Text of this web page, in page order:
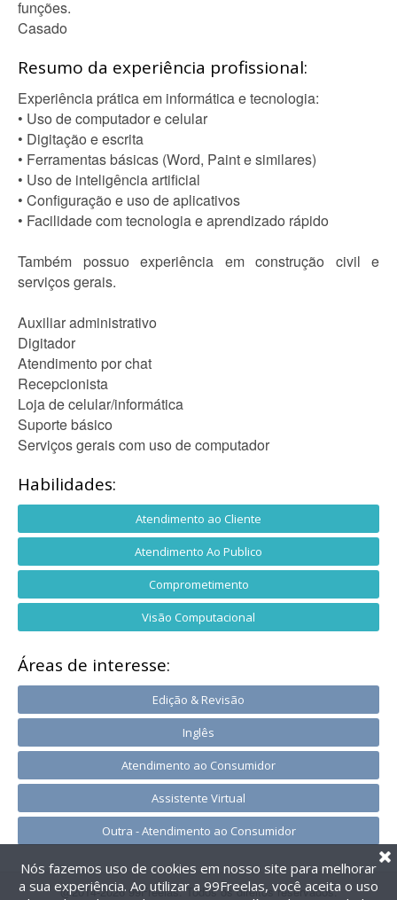
funções.
Casado
Resumo da experiência profissional:
Experiência prática em informática e tecnologia:
• Uso de computador e celular
• Digitação e escrita
• Ferramentas básicas (Word, Paint e similares)
• Uso de inteligência artificial
• Configuração e uso de aplicativos
• Facilidade com tecnologia e aprendizado rápido
Também possuo experiência em construção civil e
serviços gerais.
Auxiliar administrativo
Digitador
Atendimento por chat
Recepcionista
Loja de celular/informática
Suporte básico
Serviços gerais com uso de computador
Habilidades:
Atendimento ao Cliente
Atendimento Ao Publico
Comprometimento
Visão Computacional
Áreas de interesse:
Edição & Revisão
Inglês
Atendimento ao Consumidor
Assistente Virtual
Outra - Atendimento ao Consumidor
@2014-2026 99Freelas. Todos os direitos reservados.
Nós fazemos uso de cookies em nosso site para melhorar
a sua experiência. Ao utilizar a 99Freelas, você aceita o uso